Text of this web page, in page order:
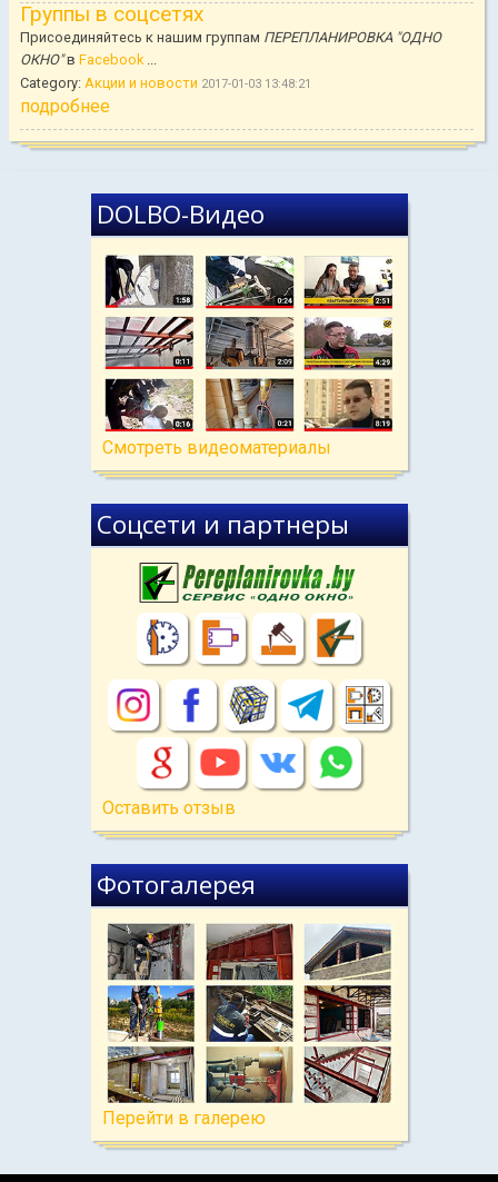
Группы в соцсетях
Присоединяйтесь к нашим группам ПЕРЕПЛАНИРОВКА "ОДНО
ОКНО"в Facebook...
Category: Акции и новости 2017-01-03 13:48:21
подробнее
DOLBO-Видео
Cмотреть видеоматериалы
Соцсети и партнеры
Оставить отзыв
Фотогалерея
Перейти в галерею